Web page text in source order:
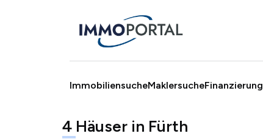
ImmobiliensucheMaklersucheFinanzierung
4 Häuser in Fürth